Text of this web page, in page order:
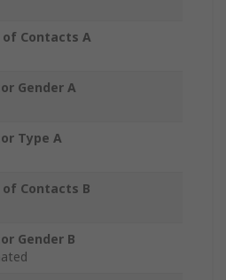
of Contacts A
Gender A
Type A
Contacts B
Gender B